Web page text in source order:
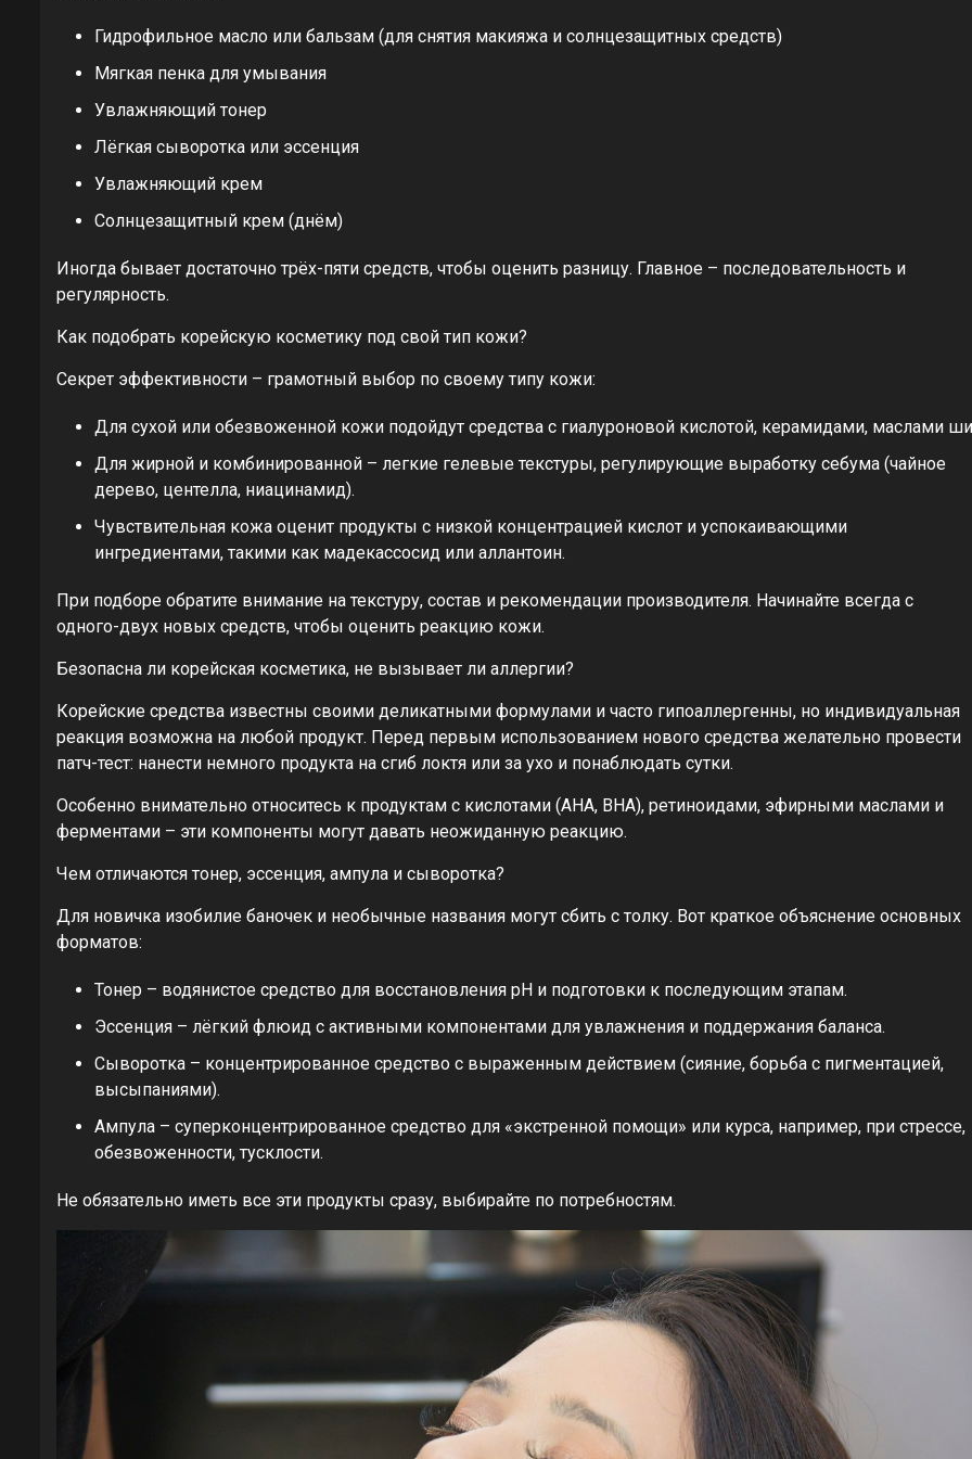
Гидрофильное масло или бальзам (для снятия макияжа и солнцезащитных средств)
Мягкая пенка для умывания
Увлажняющий тонер
Лёгкая сыворотка или эссенция
Увлажняющий крем
Солнцезащитный крем (днём)
Иногда бывает достаточно трёх-пяти средств, чтобы оценить разницу. Главное – последовательность и
регулярность.
Как подобрать корейскую косметику под свой тип кожи?
Секрет эффективности – грамотный выбор по своему типу кожи:
Для сухой или обезвоженной кожи подойдут средства с гиалуроновой кислотой, керамидами, маслами
Для жирной и комбинированной – легкие гелевые текстуры, регулирующие выработку себума (чайное
дерево, центелла, ниацинамид).
Чувствительная кожа оценит продукты с низкой концентрацией кислот и успокаивающими
ингредиентами, такими как мадекассосид или аллантоин.
При подборе обратите внимание на текстуру, состав и рекомендации производителя. Начинайте всегда с
одного-двух новых средств, чтобы оценить реакцию кожи.
Безопасна ли корейская косметика, не вызывает ли аллергии?
Корейские средства известны своими деликатными формулами и часто гипоаллергенны, но индивидуальная
реакция возможна на любой продукт. Перед первым использованием нового средства желательно провести
патч-тест: нанести немного продукта на сгиб локтя или за ухо и понаблюдать сутки.
Особенно внимательно относитесь к продуктам с кислотами (AHA, BHA), ретиноидами, эфирными маслами и
ферментами – эти компоненты могут давать неожиданную реакцию.
Чем отличаются тонер, эссенция, ампула и сыворотка?
Для новичка изобилие баночек и необычные названия могут сбить с толку. Вот краткое объяснение основных
форматов:
Тонер – водянистое средство для восстановления pH и подготовки к последующим этапам.
Эссенция – лёгкий флюид с активными компонентами для увлажнения и поддержания баланса.
Сыворотка – концентрированное средство с выраженным действием (сияние, борьба с пигментацией,
высыпаниями).
Ампула – суперконцентрированное средство для «экстренной помощи» или курса, например, при стрессе,
обезвоженности, тусклости.
Не обязательно иметь все эти продукты сразу, выбирайте по потребностям.